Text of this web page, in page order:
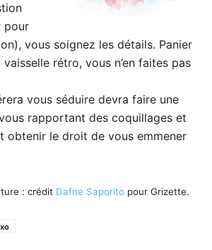
pour
vous soignez les détails. Panier
rétro, vous n’en faites pas
vous séduire devra faire une
rapportant des coquillages et
obtenir le droit de vous emmener
: crédit Dafne Saporito pour Grizette.